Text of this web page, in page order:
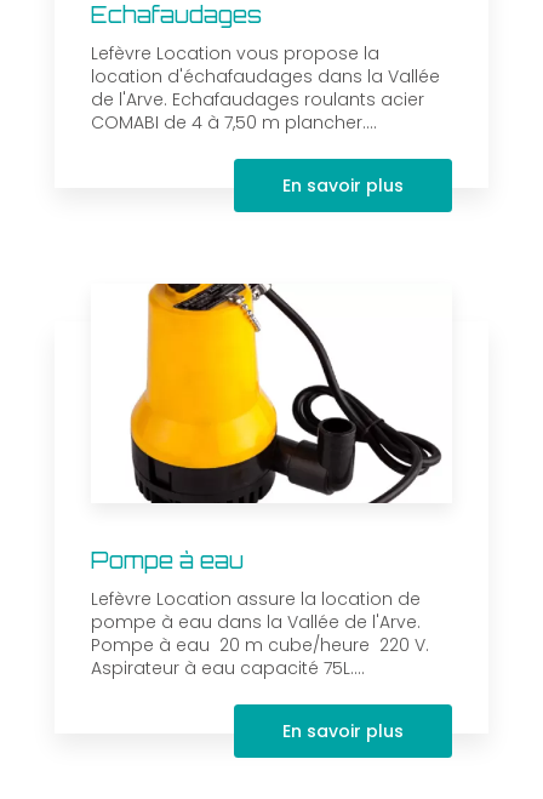
Echafaudages
Lefèvre Location vous propose la
location d'échafaudages dans la Vallée
de l'Arve. Echafaudages roulants acier
COMABI de 4 à 7,50 m plancher....
En savoir plus
Pompe à eau
Lefèvre Location assure la location de
pompe à eau dans la Vallée de l'Arve.
Pompe à eau 20 m cube/heure 220 V.
Aspirateur à eau capacité 75L....
En savoir plus